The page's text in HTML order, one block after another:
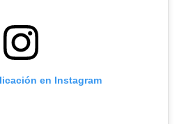
en Instagram